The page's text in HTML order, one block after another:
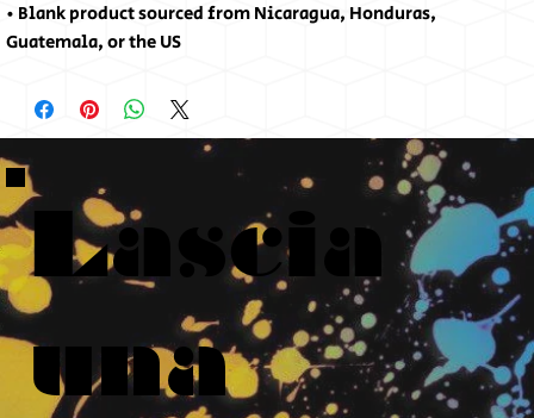
• Blank product sourced from Nicaragua, Honduras,
Guatemala, or the US
Lascia
una